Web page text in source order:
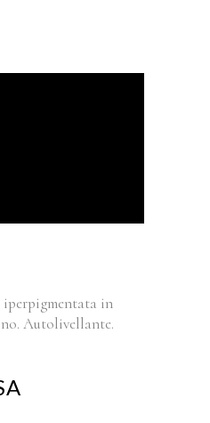
in
Autolivellante.